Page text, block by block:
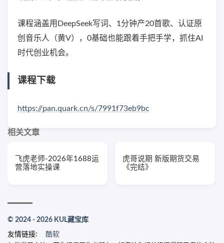
课程涵盖用DeepSeek写词、1分钟产20首歌、认证原
创音乐人（黄V），0基础也能跟着手把手学，抓住AI
时代创业机会。
课程下载
https://pan.quark.cn/s/7991f73eb9bc
相关文章
飞虎老师-2026年1688运
营落地实操课
虎哥说期 新版期货交易
《完结》
© 2024 - 2026 KUL藏宝库
友情链接: 酷软